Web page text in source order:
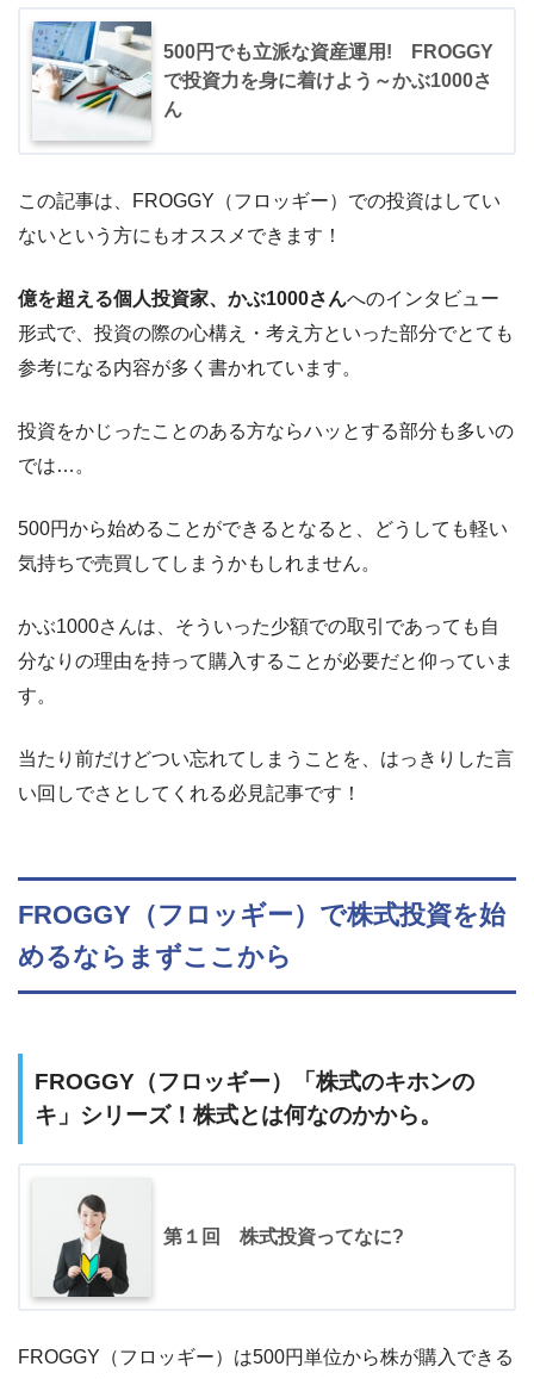
500円でも立派な資産運用! FROGGY
で投資力を身に着けよう～かぶ1000さ
ん
この記事は、FROGGY（フロッギー）での投資はしてい
ないという方にもオススメできます！
億を超える個人投資家、かぶ1000さんへのインタビュー
形式で、投資の際の心構え・考え方といった部分でとても
参考になる内容が多く書かれています。
投資をかじったことのある方ならハッとする部分も多いの
では…。
500円から始めることができるとなると、どうしても軽い
気持ちで売買してしまうかもしれません。
かぶ1000さんは、そういった少額での取引であっても自
分なりの理由を持って購入することが必要だと仰っていま
す。
当たり前だけどつい忘れてしまうことを、はっきりした言
い回しでさとしてくれる必見記事です！
FROGGY（フロッギー）で株式投資を始
めるならまずここから
FROGGY（フロッギー）「株式のキホンの
キ」シリーズ！株式とは何なのかから。
第１回 株式投資ってなに?
FROGGY（フロッギー）は500円単位から株が購入できる